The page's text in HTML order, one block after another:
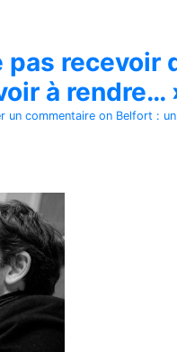
pas recevoir
à rendre…
un commentaire on Belfort :